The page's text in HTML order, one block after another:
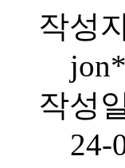
작성
작성
24-